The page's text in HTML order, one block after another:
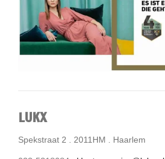
LUKX
Spekstraat 2 . 2011HM . Haarlem